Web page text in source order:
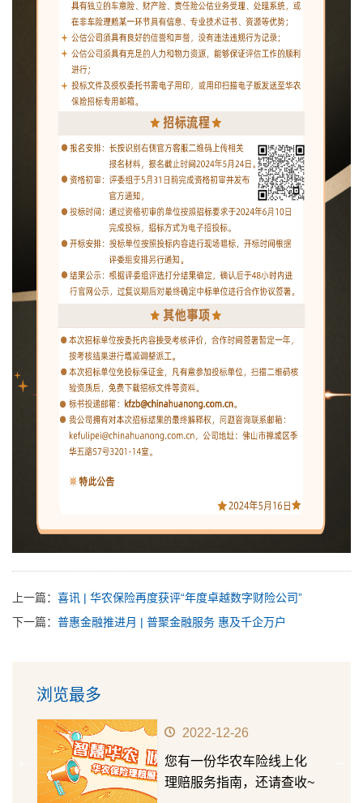
上一篇： 喜讯 | 华农保险再度获评“年度卓越数字财险公司”
下一篇： 普惠金融推进月 | 普聚金融服务 惠及千企万户
浏览最多
2022-12-26
您有一份华农车险线上化
理赔服务指南，还请查收~